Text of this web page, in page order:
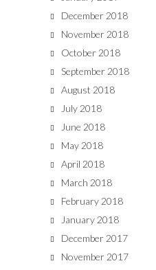
December 2018
November 2018
October 2018
September 2018
August 2018
July 2018
June 2018
May 2018
April 2018
March 2018
February 2018
January 2018
December 2017
November 2017